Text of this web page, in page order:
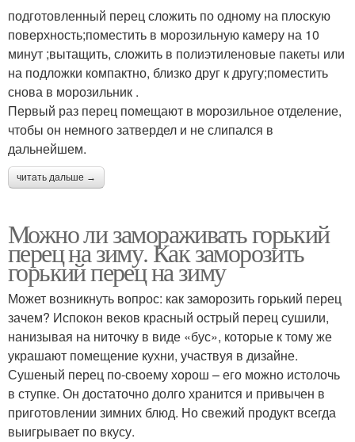
подготовленный перец сложить по одному на плоскую
поверхность;поместить в морозильную камеру на 10
минут ;вытащить, сложить в полиэтиленовые пакеты или
на подложки компактно, близко друг к другу;поместить
снова в морозильник .
Первый раз перец помещают в морозильное отделение,
чтобы он немного затвердел и не слипался в
дальнейшем.
читать дальше →
Можно ли замораживать горький
перец на зиму. Как заморозить
горький перец на зиму
Может возникнуть вопрос: как заморозить горький перец
зачем? Испокон веков красный острый перец сушили,
нанизывая на ниточку в виде «бус», которые к тому же
украшают помещение кухни, участвуя в дизайне.
Сушеный перец по-своему хорош – его можно истолочь
в ступке. Он достаточно долго хранится и привычен в
приготовлении зимних блюд. Но свежий продукт всегда
выигрывает по вкусу.